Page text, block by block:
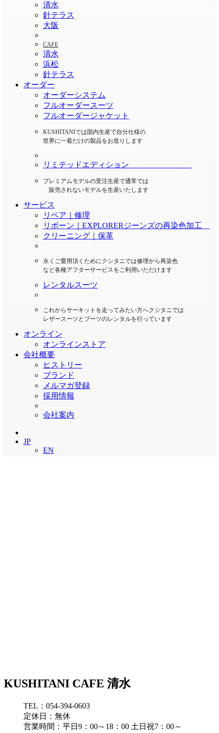
清水
針テラス
大阪
CAFE
清水
浜松
針テラス
オーダー
オーダーシステム
フルオーダースーツ
フルオーダージャケット
KUSHITANIでは国内生産で自分仕様の
世界に一着だけの製品をお造りします
リミテッドエディション
プレミアムモデルの受注生産で通常では
販売されないモデルを生産いたします
サービス
リペア｜修理
リボーン｜EXPLORERジーンズの再染色加工
クリーニング｜保革
永くご愛用頂くためにクシタニでは修理から再染色
など各種アフターサービスをご利用いただけます
レンタルスーツ
これからサーキットを走ってみたい方へクシタニでは
レザースーツとブーツのレンタルを行っています
オンライン
オンラインストア
会社概要
ヒストリー
ブランド
メルマガ登録
採用情報
会社案内
JP
EN
KUSHITANI CAFE 清水
TEL：054-394-0603
定休日：無休
営業時間：平日9：00～18：00 土日祝7：00～